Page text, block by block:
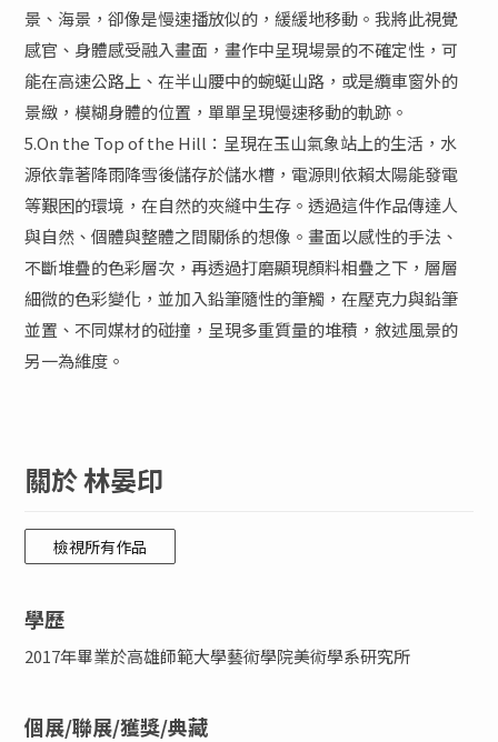
景、海景，卻像是慢速播放似的，緩緩地移動。我將此視覺
感官、身體感受融入畫面，畫作中呈現場景的不確定性，可
能在高速公路上、在半山腰中的蜿蜒山路，或是纜車窗外的
景緻，模糊身體的位置，單單呈現慢速移動的軌跡。
5.On the Top of the Hill：呈現在玉山氣象站上的生活，水
源依靠著降雨降雪後儲存於儲水槽，電源則依賴太陽能發電
等艱困的環境，在自然的夾縫中生存。透過這件作品傳達人
與自然、個體與整體之間關係的想像。畫面以感性的手法、
不斷堆疊的色彩層次，再透過打磨顯現顏料相疊之下，層層
細微的色彩變化，並加入鉛筆隨性的筆觸，在壓克力與鉛筆
並置、不同媒材的碰撞，呈現多重質量的堆積，敘述風景的
另一為維度。
關於 林晏印
檢視所有作品
學歷
2017年畢業於高雄師範大學藝術學院美術學系研究所
個展/聯展/獲獎/典藏